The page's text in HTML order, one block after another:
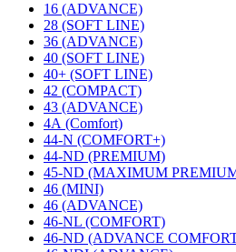
16 (ADVANCE)
28 (SOFT LINE)
36 (ADVANCE)
40 (SOFT LINE)
40+ (SOFT LINE)
42 (COMPACT)
43 (ADVANCE)
4А (Comfort)
44-N (COMFORT+)
44-ND (PREMIUM)
45-ND (MAXIMUM
46 (MINI)
46 (ADVANCE)
46-NL (COMFORT)
46-ND (ADVANCE